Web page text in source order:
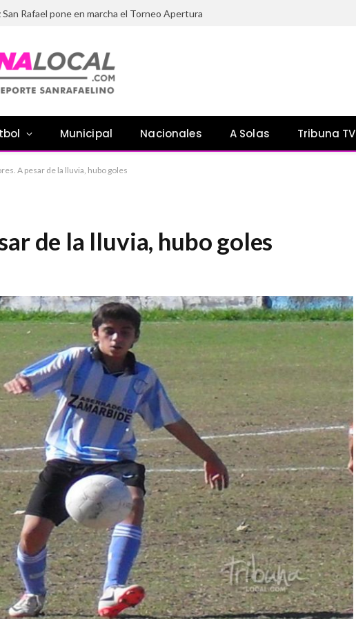
Rafael pone en marcha el Torneo Apertura
Municipal Nacionales A Solas Tribuna TV
A pesar de la lluvia, hubo goles
de la lluvia, hubo goles